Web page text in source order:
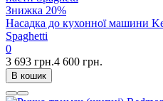
Знижка 20%
Насадка до кухонної машини
Spaghetti
0
3 693 грн.4 600 грн.
В кошик